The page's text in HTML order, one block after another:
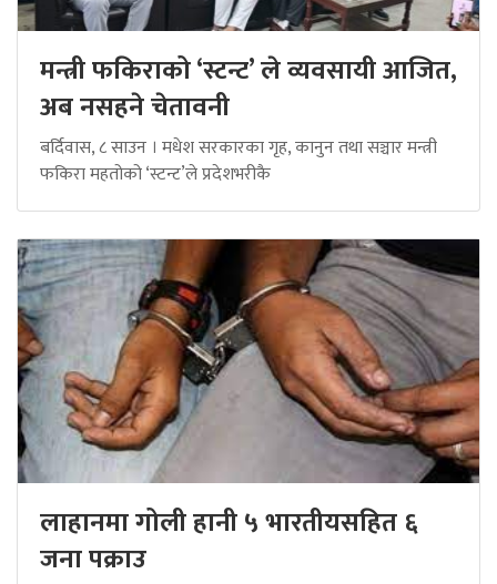
मन्त्री फकिराको ‘स्टन्ट’ ले व्यवसायी आजित,
अब नसहने चेतावनी
बर्दिवास, ८ साउन । मधेश सरकारका गृह, कानुन तथा सञ्चार मन्त्री
फकिरा महतोको ‘स्टन्ट’ले प्रदेशभरीकै
लाहानमा गोली हानी ५ भारतीयसहित ६
जना पक्राउ